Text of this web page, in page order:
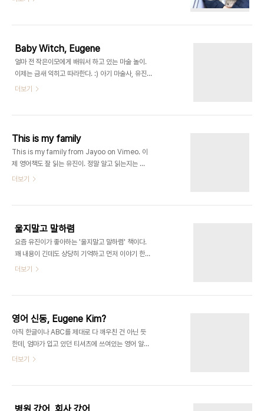
지난 주였나, 제대로 놀아보려고 별렀는데, 유진이에
게 감기 기운이 있어서 어쩔 수 없이 포기하고 집에서
만 칩거를 했다. 그래서 이번 주엔 기필코 놀러 나가
보리라 작정을 하고, 일요일 아침인데도 누가 깨우지
않아도 7시 반에 일어나 유진이 밥을 먹이고 9시 반
날이 갑자기 추워져서 밖으로 돌아다니기 어려운데
Baby Witch, Eugene
얼마 전 작은이모에게 배워서 하고 있는 마술 놀이.
이제는 금새 익히고 따라한다. :) 아기 마술사, 유진
이!
더보기
This is my family
This is my family from Jayoo on Vimeo. 이
제 영어책도 잘 읽는 유진이. 정말 알고 읽는지는 의
문이지만, 아무튼 그렇다. :) 책과 노래가 같이 있어서
서 맞바꾸어 사용 중이다.
더보기
울지말고 말하렴
요즘 유진이가 좋아하는 '울지말고 말하렴' 책이다.
꽤 내용이 긴데도 상당히 기억하고 먼저 이야기 한다.
유진이가 울 때 '유진아, 울지말고 말하렴.' 하고 있는
더보기
영어 신동, Eugene Kim?
아직 한글이나 ABC를 제대로 다 깨우친 건 아닌 듯
한데, 엄마가 입고 있던 티셔츠에 쓰여있는 영어 알파
벳을 몇 번 읽어준 적이 있다고 한다. 오랜만에 다시
이런 것 덕분에 알파벳을 대충 알아가고 있는건지, 알
더보기